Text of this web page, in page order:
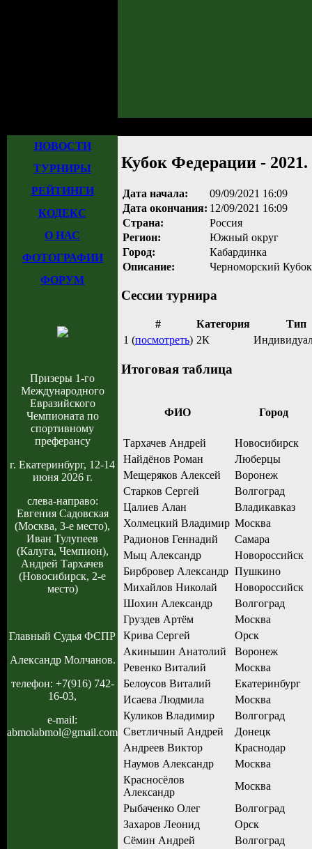
НОВОСТИ
ТУРНИРЫ
РЕЙТИНГИ
КОДЕКС
О НАС
ФОТОГРАФИИ
ФОРУМ
Призеры 1-го
Международного
Евразийского
Чемпионата по
спортивному
преферансу
г. Екатеринбург, 12-14
июня 2026 г.
слева-направо:
Евгения Садовская
(Москва, 3-е место),
Иван Тулупеев
(Калуга, Чемпион),
Андрей Тархачев
(Новосибирск, 2-е
место)
Главный Судья ФСПР
Александр Молчанов.
телефон: +7(916) 742-
16-03,
e-mail:
abmolabmol@gmail.com
Кубок Федерации -
Дата начала:
09/09/2021 16:09
Дата окончания: 12/09/2021 16:09
Страна:
Россия
Регион:
Южный округ
Город:
Кабардинка
Описание:
Черноморский Кубок
Сессии турнира
# Категория
Тип
1 (посмотреть) 2К
Итоговая таблица
ФИО Город
Тархачев Андрей
Новосибирск
Найдёнов Роман
Люберцы
Мещеряков Алексей
Воронеж
Старков Сергей
Волгоград
Цалиев Алан
Владикавказ
Холмецкий Владимир Москва
Радионов Геннадий
Самара
Мыц Александр
Новороссийск
Бирбровер Александр Пушкино
Михайлов Николай
Новороссийск
Шохин Александр
Волгоград
Груздев Артём
Москва
Крива Сергей
Орск
Акиньшин Анатолий
Воронеж
Ревенко Виталий
Москва
Белоусов Виталий
Екатеринбург
Исаева Людмила
Москва
Куликов Владимир
Волгоград
Светличный Андрей
Донецк
Андреев Виктор
Краснодар
Наумов Александр
Москва
Красносёлов
Александр
Москва
Рыбаченко Олег
Волгоград
Захаров Леонид
Орск
Сёмин Андрей
Волгоград